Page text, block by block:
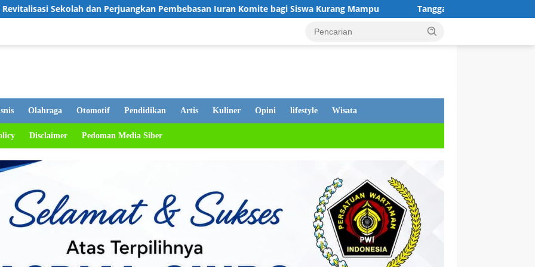
Pembebasan Iuran Komite bagi Siswa Kurang Mampu Tanggapan Dewan Andi Putra, Tentang PDAM Mati,
Olahraga Otomotif Pendidikan Artis Kuliner Opini lifestyle Wisata
Disclaimer Pedoman Media Siber